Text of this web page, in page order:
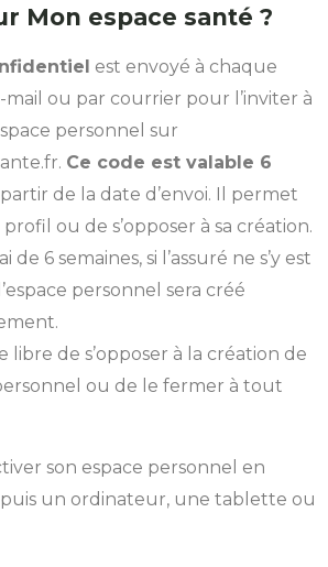
Mon espace santé ?
est envoyé à chaque
mail ou par courrier pour l’inviter à
personnel sur
Ce code est valable 6
de la date d’envoi. Il permet
profil ou de s’opposer à sa création.
de 6 semaines, si l’assuré ne s’y est
personnel sera créé
libre de s’opposer à la création de
ou de le fermer à tout
son espace personnel en
un ordinateur, une tablette ou